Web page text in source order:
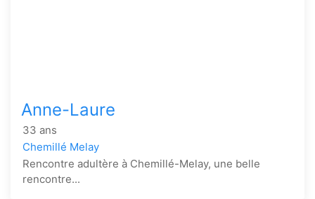
Anne-Laure
33 ans
Chemillé Melay
Rencontre adultère à Chemillé-Melay, une belle
rencontre...